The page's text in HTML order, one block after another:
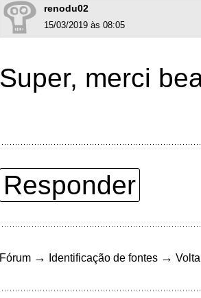
renodu02
15/03/2019 às 08:05
Super, merci
Responder
Fórum → Identificação de fontes →